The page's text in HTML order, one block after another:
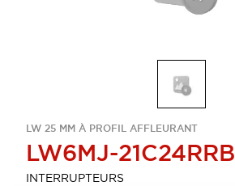
LW 25 MM À PROFIL AFFLEURANT
LW6MJ-21C24RRB
INTERRUPTEURS